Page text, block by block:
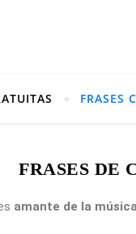
FRASES
FRASES DE
amante de la música